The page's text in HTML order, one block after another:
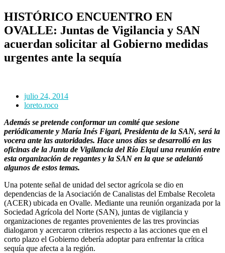
HISTÓRICO ENCUENTRO EN
OVALLE: Juntas de Vigilancia y SAN
acuerdan solicitar al Gobierno medidas
urgentes ante la sequía
julio 24, 2014
loreto.roco
Además se pretende conformar un comité que sesione
periódicamente y María Inés Figari, Presidenta de la SAN, será la
vocera ante las autoridades. Hace unos días se desarrolló en las
oficinas de la Junta de Vigilancia del Río Elqui una reunión entre
esta organización de regantes y la SAN en la que se adelantó
algunos de estos temas.
Una potente señal de unidad del sector agrícola se dio en
dependencias de la Asociación de Canalistas del Embalse Recoleta
(ACER) ubicada en Ovalle. Mediante una reunión organizada por la
Sociedad Agrícola del Norte (SAN), juntas de vigilancia y
organizaciones de regantes provenientes de las tres provincias
dialogaron y acercaron criterios respecto a las acciones que en el
corto plazo el Gobierno debería adoptar para enfrentar la crítica
sequía que afecta a la región.